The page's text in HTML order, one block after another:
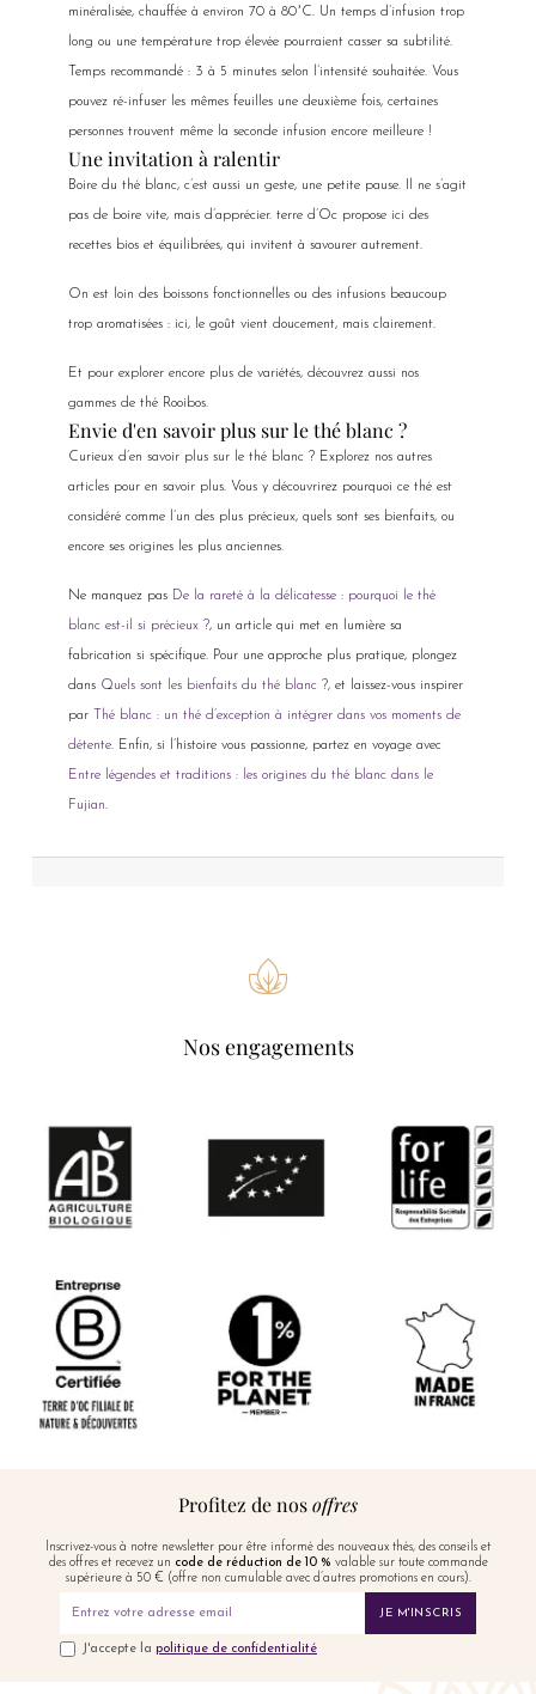
minéralisée, chauffée à environ 70 à 80°C. Un temps d’infusion trop
long ou une température trop élevée pourraient casser sa subtilité.
Temps recommandé : 3 à 5 minutes selon l’intensité souhaitée. Vous
pouvez ré-infuser les mêmes feuilles une deuxième fois, certaines
personnes trouvent même la seconde infusion encore meilleure !
Une invitation à ralentir
Boire du thé blanc, c’est aussi un geste, une petite pause. Il ne s’agit
pas de boire vite, mais d’apprécier. terre d’Oc propose ici des
recettes bios et équilibrées, qui invitent à savourer autrement.
On est loin des boissons fonctionnelles ou des infusions beaucoup
trop aromatisées : ici, le goût vient doucement, mais clairement.
Et pour explorer encore plus de variétés, découvrez aussi nos
gammes de thé Rooibos.
Envie d'en savoir plus sur le thé blanc ?
Curieux d’en savoir plus sur le thé blanc ? Explorez nos autres
articles pour en savoir plus. Vous y découvrirez pourquoi ce thé est
considéré comme l’un des plus précieux, quels sont ses bienfaits, ou
encore ses origines les plus anciennes.
Ne manquez pas De la rareté à la délicatesse : pourquoi le thé
blanc est-il si précieux ?, un article qui met en lumière sa
fabrication si spécifique. Pour une approche plus pratique, plongez
dans Quels sont les bienfaits du thé blanc ?, et laissez-vous inspirer
par Thé blanc : un thé d’exception à intégrer dans vos moments de
détente. Enfin, si l’histoire vous passionne, partez en voyage avec
Entre légendes et traditions : les origines du thé blanc dans le
Fujian.
Nos engagements
Profitez de nosoffres
Inscrivez-vous à notre newsletter pour être informé des nouveaux thés, des conseils et
des offres et recevez un code de réduction de 10 % valable sur toute commande
supérieure à 50 € (offre non cumulable avec d’autres promotions en cours).
JE M'INSCRIS
J'accepte la politique de confidentialité